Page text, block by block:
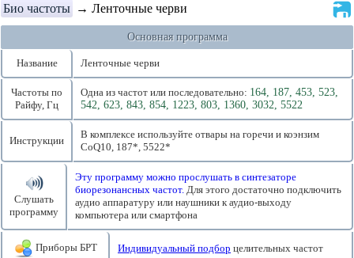
Био частоты → Ленточные черви
Основная программа
Название Ленточные черви
Частоты по
Райфу, Гц
Одна из частот или последовательно: 164, 187, 453, 523,
542, 623, 843, 854, 1223, 803, 1360, 3032, 5522
Инструкции
В комплексе используйте отвары на горечи и коэнзим
CoQ10, 187*, 5522*
Слушать
программу
Эту программу можно прослушать в синтезаторе
биорезонансных частот. Для этого достаточно подключить
аудио аппаратуру или наушники к аудио-выходу
компьютера или смартфона
Приборы БРТ Индивидуальный подбор целительных частот